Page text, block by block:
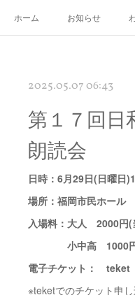
ホーム お知らせ
2025.05.07 06:43
第１７回日
朗読会
日時：6月29日(日曜日
場所：福岡市民ホール
入場料：大人 2000円(
小中高 1000円(
電子チケット： teket
※teketでのチケット申